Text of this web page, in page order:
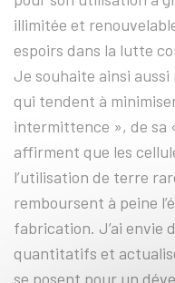
illimitée et
espoirs dans la lutte
Je souhaite ainsi
qui tendent à
intermittence », de sa
affirment que les
l’utilisation de terre
remboursent à peine
fabrication. J’ai envie
quantitatifs et
se posent pour un